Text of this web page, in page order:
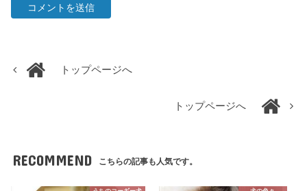
トップページへ
トップページへ
RECOMMEND こちらの記事も人気です。